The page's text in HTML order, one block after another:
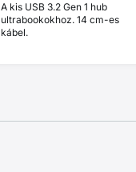
A kis USB 3.2 Gen 1 hub
ultrabookokhoz. 14 cm-es
kábel.